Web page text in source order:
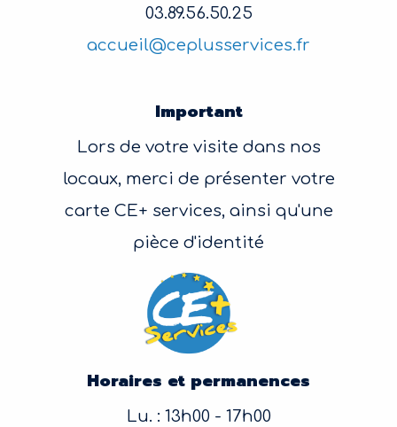
03.89.56.50.25
accueil@ceplusservices.fr
Important
Lors de votre visite dans nos
locaux, merci de présenter votre
carte CE+ services, ainsi qu'une
pièce d'identité
Horaires et permanences
Lu. : 13h00 - 17h00